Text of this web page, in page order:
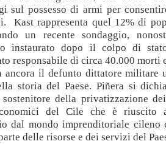
sul possesso di armi per
Kast rappresenta quel 12% di
un recente sondaggio,
instaurato dopo il colpo di
responsabile di circa 40.000 morti
ancora il defunto dittatore militare
storia del Paese. Piñera si
della privatizzazione
del Cile che è riuscito
dal mondo imprenditoriale cileno
delle risorse e dei servizi del